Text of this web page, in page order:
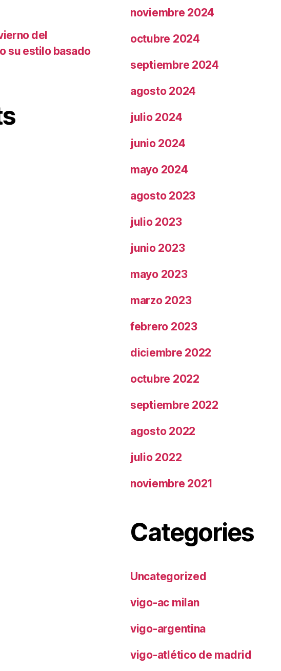
del
su estilo basado
noviembre 2024
octubre 2024
septiembre 2024
agosto 2024
julio 2024
junio 2024
mayo 2024
agosto 2023
julio 2023
junio 2023
mayo 2023
marzo 2023
febrero 2023
diciembre 2022
octubre 2022
septiembre 2022
agosto 2022
julio 2022
noviembre 2021
Categories
Uncategorized
vigo-ac milan
vigo-argentina
vigo-atlético de madrid